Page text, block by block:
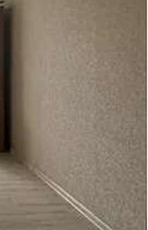
Ціна- 69000 у.о.